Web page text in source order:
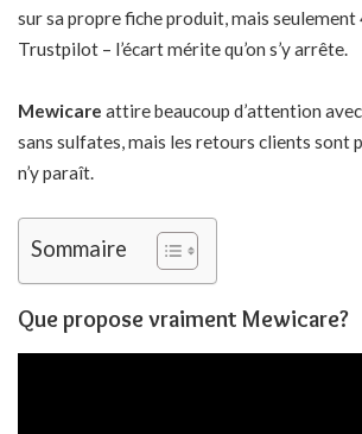
sur sa propre fiche produit, mais
Trustpilot – l’écart mérite qu’on s’y arrête.
Mewicare attire beaucoup d’attention
sans sulfates, mais les retours clients sont
n’y paraît.
Sommaire
Que propose vraiment Mewicare?